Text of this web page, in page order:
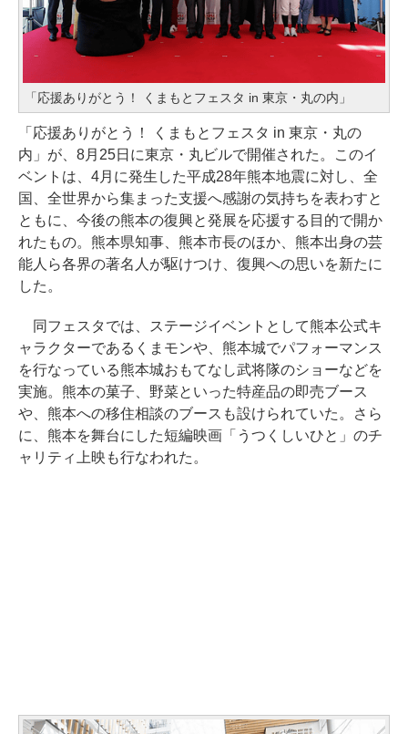
「応援ありがとう！ くまもとフェスタ in 東京・丸の内」
「応援ありがとう！ くまもとフェスタ in 東京・丸の
内」が、8月25日に東京・丸ビルで開催された。このイ
ベントは、4月に発生した平成28年熊本地震に対し、全
国、全世界から集まった支援へ感謝の気持ちを表わすと
ともに、今後の熊本の復興と発展を応援する目的で開か
れたもの。熊本県知事、熊本市長のほか、熊本出身の芸
能人ら各界の著名人が駆けつけ、復興への思いを新たに
した。
同フェスタでは、ステージイベントとして熊本公式キ
ャラクターであるくまモンや、熊本城でパフォーマンス
を行なっている熊本城おもてなし武将隊のショーなどを
実施。熊本の菓子、野菜といった特産品の即売ブース
や、熊本への移住相談のブースも設けられていた。さら
に、熊本を舞台にした短編映画「うつくしいひと」のチ
ャリティ上映も行なわれた。